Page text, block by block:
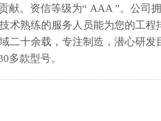
献。资信等级为“ AAA ”。公司拥
术熟练的服务人员能为您的工程
二十余载，专注制造，潜心研发
多款型号。